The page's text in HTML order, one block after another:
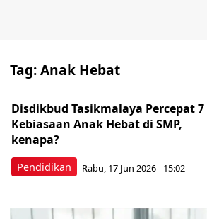
Tag:Anak Hebat
Pendidikan
Disdikbud Tasikmalaya Percepat 7
Kebiasaan Anak Hebat di SMP,
kenapa?
Rabu, 17 Jun 2026 - 15:02